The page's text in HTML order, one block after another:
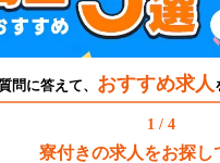
問に答えて、 おすすめ求人
1 / 4
寮付きの求人をお探し